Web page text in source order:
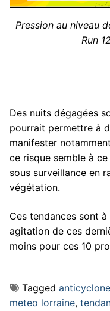
Pression au niveau
Run
Des nuits dégagées
pourrait permettre à
manifester
ce risque semble à
sous surveillance en
végétation.
Ces tendances sont
agitation de ces
moins pour ces 10
Tagged anticyclone
meteo lorraine,